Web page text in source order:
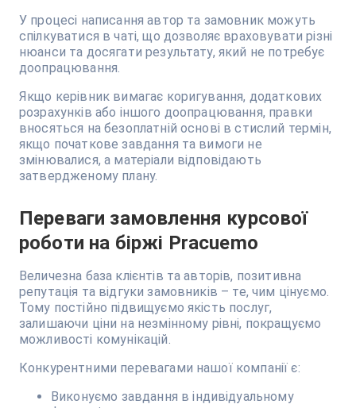
У процесі написання автор та замовник можуть
спілкуватися в чаті, що дозволяє враховувати різні
нюанси та досягати результату, який не потребує
доопрацювання.
Якщо керівник вимагає коригування, додаткових
розрахунків або іншого доопрацювання, правки
вносяться на безоплатній основі в стислий термін,
якщо початкове завдання та вимоги не
змінювалися, а матеріали відповідають
затвердженому плану.
Переваги замовлення курсової
роботи на біржі Pracuemo
Величезна база клієнтів та авторів, позитивна
репутація та відгуки замовників – те, чим цінуємо.
Тому постійно підвищуємо якість послуг,
залишаючи ціни на незмінному рівні, покращуємо
можливості комунікацій.
Конкурентними перевагами нашої компанії є:
Виконуємо завдання в індивідуальному